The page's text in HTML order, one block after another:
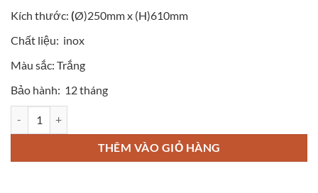
Kích thước: (Ø)250mm x (H)610mm
Chất liệu: inox
Màu sắc: Trắng
Bảo hành: 12 tháng
THÊM VÀO GIỎ HÀNG